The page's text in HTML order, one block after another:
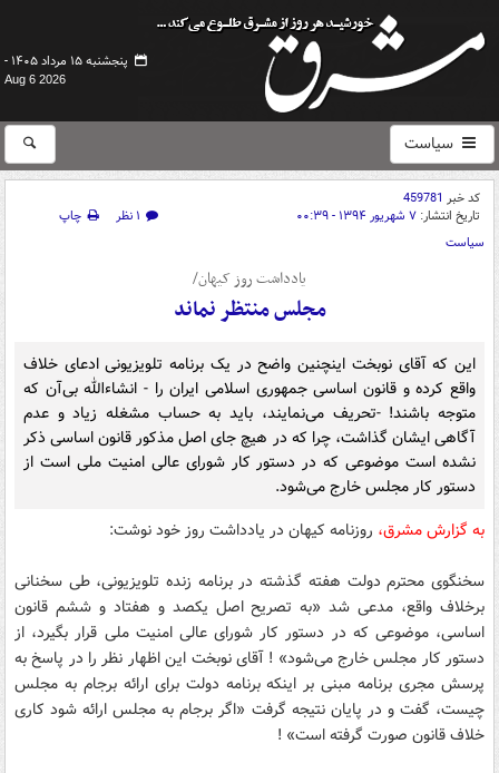
پنجشنبه ۱۵ مرداد ۱۴۰۵ -
Aug 6 2026
سیاست
کد خبر 459781
تاریخ انتشار: ۷ شهریور ۱۳۹۴ - ۰۰:۳۹ ۱ نظر
چاپ
سیاست
یادداشت روز کیهان/
مجلس منتظر نماند
این که آقای نوبخت اینچنین واضح در یک برنامه تلویزیونی ادعای خلاف
واقع کرده و قانون اساسی جمهوری اسلامی ایران را - انشاءالله بی‌آن که
متوجه باشند! -تحریف می‌نمایند، باید به حساب مشغله زیاد و عدم
آگاهی ایشان گذاشت، چرا که در هیچ جای اصل مذکور قانون اساسی ذکر
نشده است موضوعی که در دستور کار شورای عالی امنیت ملی است از
دستور کار مجلس خارج می‌شود.
به گزارش مشرق، روزنامه کیهان در یادداشت روز خود نوشت:
سخنگوی محترم دولت هفته گذشته در برنامه زنده تلویزیونی، طی سخنانی
برخلاف واقع، مدعی شد «به تصریح اصل یکصد و هفتاد و ششم قانون
اساسی، موضوعی که در دستور کار شورای عالی امنیت ملی قرار بگیرد، از
دستور کار مجلس خارج می‌شود» ! آقای نوبخت این اظهار نظر را در پاسخ به
پرسش مجری برنامه مبنی بر اینکه برنامه دولت برای ارائه برجام به مجلس
چیست، گفت و در پایان نتیجه گرفت «اگر برجام به مجلس ارائه شود کاری
خلاف قانون صورت گرفته است» !